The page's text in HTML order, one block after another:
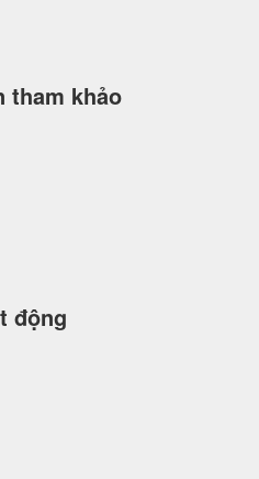
tham khảo
động